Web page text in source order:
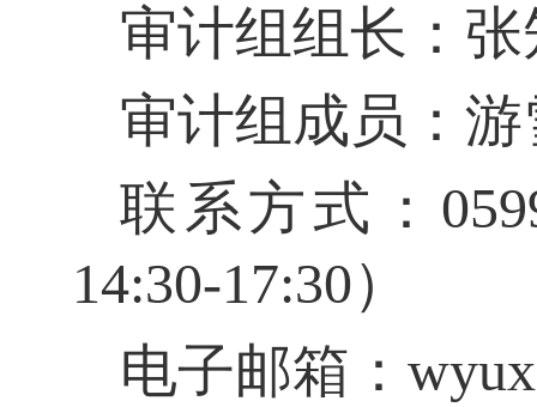
审计组组长： 张
审计组成员： 游
联系方式：
14:30-17:30）
电子邮箱：